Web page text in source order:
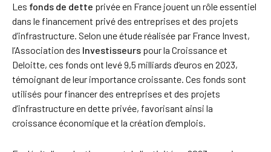
Les fonds de dette privée en France jouent un rôle essentiel
dans le financement privé des entreprises et des projets
d’infrastructure. Selon une étude réalisée par France Invest,
l’Association des Investisseurs pour la Croissance et
Deloitte, ces fonds ont levé 9,5 milliards d’euros en 2023,
témoignant de leur importance croissante. Ces fonds sont
utilisés pour financer des entreprises et des projets
d’infrastructure en dette privée, favorisant ainsi la
croissance économique et la création d’emplois.